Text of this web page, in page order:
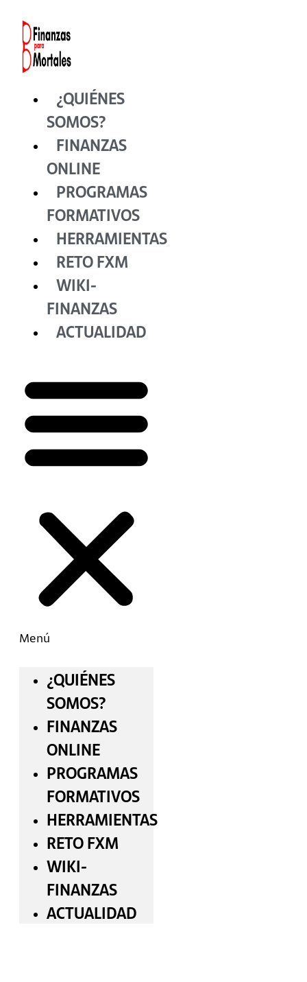
contenido
¿QUIÉNES
SOMOS?
FINANZAS
ONLINE
PROGRAMAS
FORMATIVOS
HERRAMIENTAS
RETO FXM
WIKI-
FINANZAS
ACTUALIDAD
Menú
¿QUIÉNES
SOMOS?
FINANZAS
ONLINE
PROGRAMAS
FORMATIVOS
HERRAMIENTAS
RETO FXM
WIKI-
FINANZAS
ACTUALIDAD